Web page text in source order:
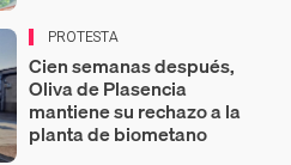
PROTESTA
Cien semanas después,
Oliva de Plasencia
mantiene su rechazo a la
planta de biometano